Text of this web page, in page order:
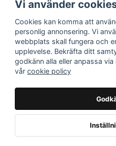
Glömt lösenord?
email
Mejladress
Bli medlem i vårt nyhetsbrev och
Vi använder
Cookies kan komma att
personlig annonsering. Vi
webbplats skall fungera och
upplevelse. Bekräfta ditt
godkänn alla eller anpassa
vår cookie policy